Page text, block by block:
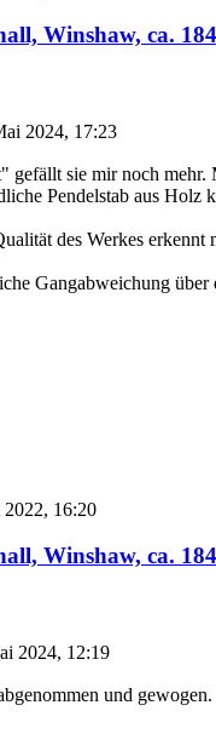
Winshaw, ca.
2024, 17:23
gefällt sie mir noch
Pendelstab aus Holz
des Werkes
Gangabweichung über
16:20
Winshaw, ca.
2024, 12:19
und